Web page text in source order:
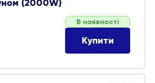
(2000W)
В наявності
Купити